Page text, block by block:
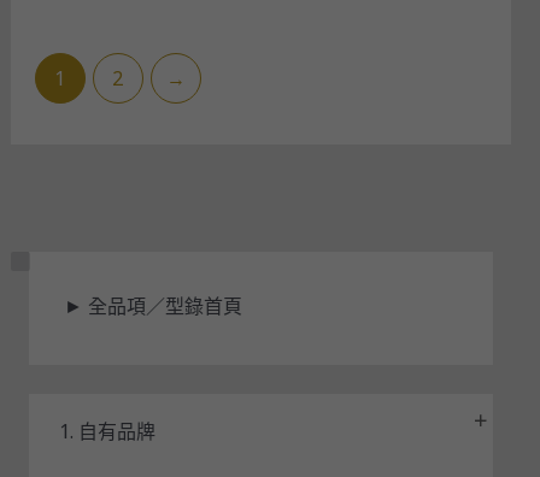
1 2 →
► 全品項／型錄首頁
1. 自有品牌